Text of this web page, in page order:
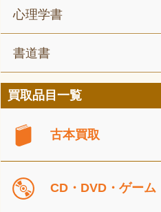
心理学書
書道書
買取品目一覧
古本買取
CD・DVD・ゲーム